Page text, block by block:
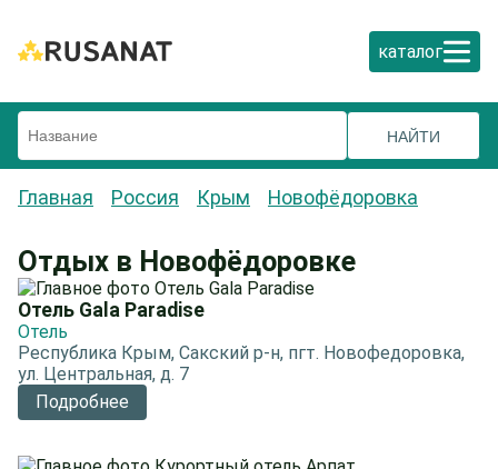
каталог
Главная Россия Крым Новофёдоровка
Отдых в Новофёдоровке
Отель Gala Paradise
Отель
Республика Крым, Сакский р-н, пгт. Новофедоровка,
ул. Центральная, д. 7
Подробнее